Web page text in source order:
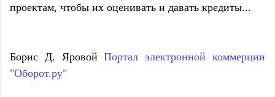
проектам, чтобы их оценивать и давать кредиты...
Борис Д. ЯровойПортал электронной коммерции
"Оборот.ру"